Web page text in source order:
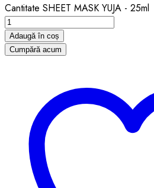
Cantitate SHEET MASK YUJA - 25ml
Adaugă în coș
Cumpără acum